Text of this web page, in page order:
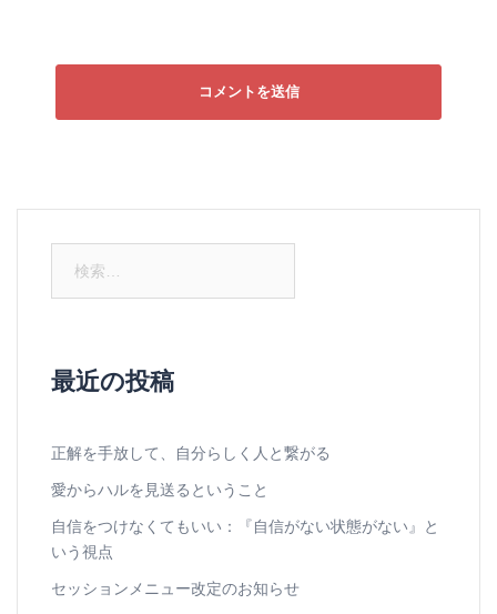
最近の投稿
正解を手放して、自分らしく人と繋がる
愛からハルを見送るということ
自信をつけなくてもいい：『自信がない状態がない』と
いう視点
セッションメニュー改定のお知らせ